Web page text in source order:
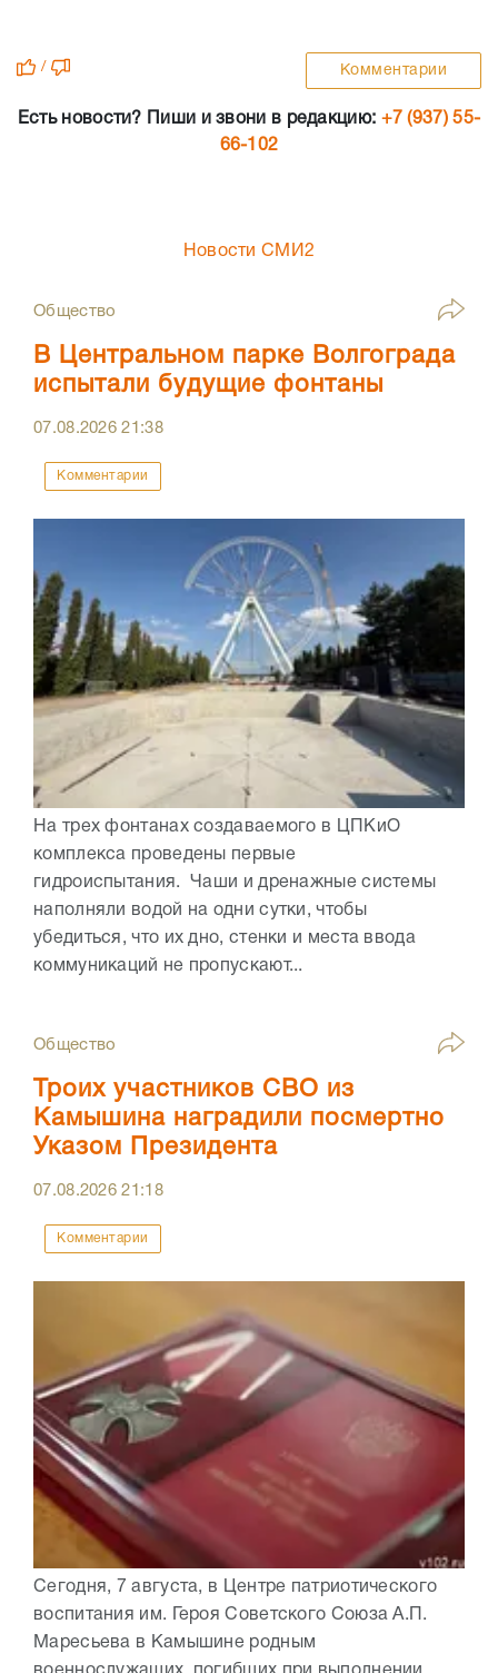
/ Комментарии
Есть новости? Пиши и звони в редакцию: +7 (937) 55-
66-102
Новости СМИ2
Общество
В Центральном парке Волгограда
испытали будущие фонтаны
07.08.202621:38
Комментарии
На трех фонтанах создаваемого в ЦПКиО
комплекса проведены первые
гидроиспытания. Чаши и дренажные системы
наполняли водой на одни сутки, чтобы
убедиться, что их дно, стенки и места ввода
коммуникаций не пропускают...
Общество
Троих участников СВО из
Камышина наградили посмертно
Указом Президента
07.08.202621:18
Комментарии
Сегодня, 7 августа, в Центре патриотического
воспитания им. Героя Советского Союза А.П.
Маресьева в Камышине родным